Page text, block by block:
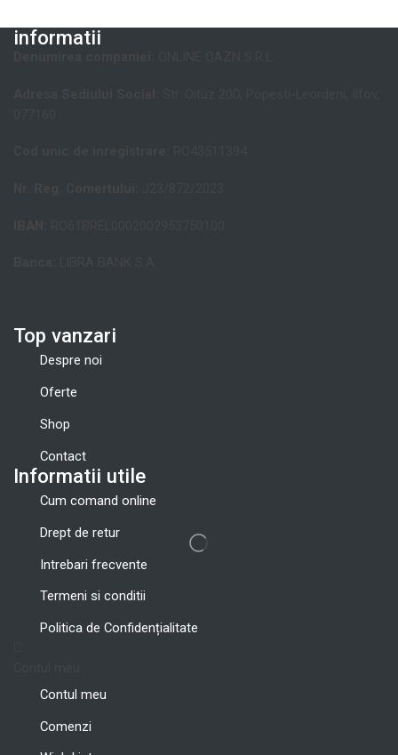
informatii
Top vanzari
Despre noi
Oferte
Shop
Contact
Informatii utile
Cum comand online
Drept de retur
Intrebari frecvente
Termeni si conditii
Politica de Confidențialitate
Contul meu
Comenzi